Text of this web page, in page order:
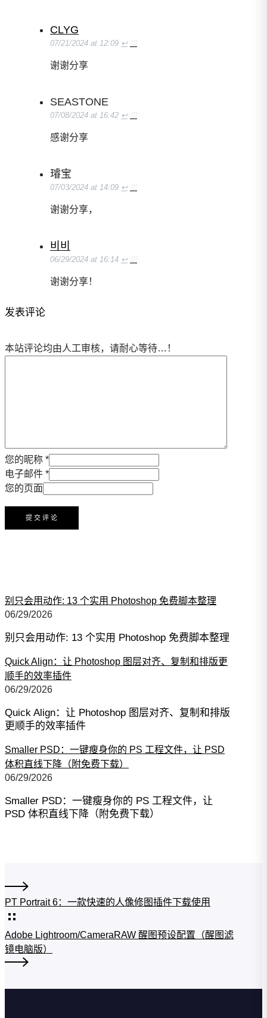
CLYG
07/21/2024 at 12:09 ↩ ♡
谢谢分享
SEASTONE
07/08/2024 at 16:42 ↩ ♡
感谢分享
璿宝
07/03/2024 at 14:09 ↩ ♡
谢谢分享，
비비
06/29/2024 at 16:14 ↩ ♡
谢谢分享！
发表评论
本站评论均由人工审核，请耐心等待…！
您的昵称 *
电子邮件 *
您的页面
别只会用动作: 13 个实用 Photoshop 免费脚本整理
06/29/2026
别只会用动作: 13 个实用 Photoshop 免费脚本整理
Quick Align：让 Photoshop 图层对齐、复制和排版更
顺手的效率插件
06/29/2026
Quick Align：让 Photoshop 图层对齐、复制和排版
更顺手的效率插件
Smaller PSD：一键瘦身你的 PS 工程文件，让 PSD
体积直线下降（附免费下载）
06/29/2026
Smaller PSD：一键瘦身你的 PS 工程文件，让
PSD 体积直线下降（附免费下载）
PT Portrait 6：一款快速的人像修图插件下载使用
Adobe Lightroom/CameraRAW 醒图预设配置（醒图滤
镜电脑版）